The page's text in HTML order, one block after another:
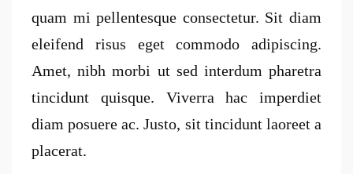
quam mi pellentesque consectetur. Sit diam
eleifend risus eget commodo adipiscing.
Amet, nibh morbi ut sed interdum pharetra
tincidunt quisque. Viverra hac imperdiet
diam posuere ac. Justo, sit tincidunt laoreet a
placerat.